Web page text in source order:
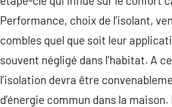
Performance, choix de l’isolant,
combles quel que soit leur
souvent négligé dans l’habitat. A
l’isolation devra être
d’énergie commun dans la